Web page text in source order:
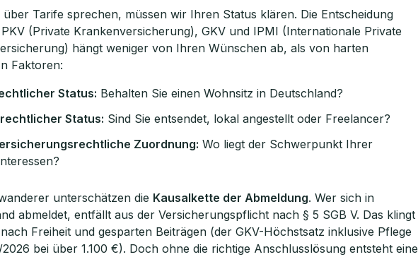
Tarife sprechen, müssen wir Ihren Status klären. Die Entscheidung
(Private Krankenversicherung), GKV und IPMI (Internationale Private
hängt weniger von Ihren Wünschen ab, als von harten
Faktoren:
Status: Behalten Sie einen Wohnsitz in Deutschland?
Status: Sind Sie entsendet, lokal angestellt oder Freelancer?
Zuordnung: Wo liegt der Schwerpunkt Ihrer
unterschätzen die Kausalkette der Abmeldung. Wer sich in
abmeldet, entfällt aus der Versicherungspflicht nach § 5 SGB V. Das klingt
Freiheit und gesparten Beiträgen (der GKV-Höchstsatz inklusive Pflege
2026 bei über 1.100 €). Doch ohne die richtige Anschlusslösung entsteht eine